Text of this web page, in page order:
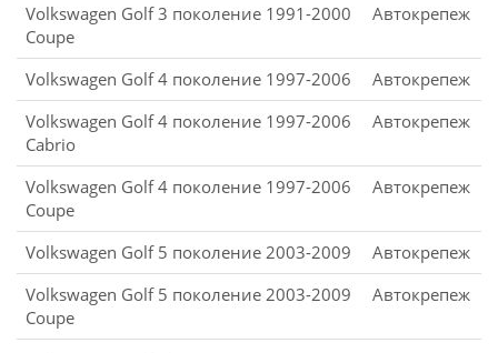
Volkswagen Golf 3 поколение 1991-2000
Coupe
Автокрепеж
Volkswagen Golf 4 поколение 1997-2006
Автокрепеж
Volkswagen Golf 4 поколение 1997-2006
Cabrio
Автокрепеж
Volkswagen Golf 4 поколение 1997-2006
Coupe
Автокрепеж
Volkswagen Golf 5 поколение 2003-2009
Автокрепеж
Volkswagen Golf 5 поколение 2003-2009
Coupe
Автокрепеж